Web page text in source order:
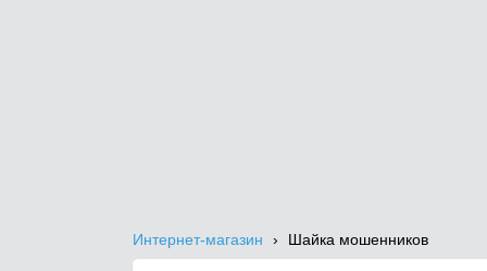
Интернет-магазин Шайка мошенников